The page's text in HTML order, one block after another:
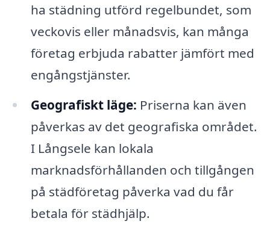
ha städning utförd regelbundet, som
veckovis eller månadsvis, kan många
företag erbjuda rabatter jämfört med
engångstjänster.
Geografiskt läge: Priserna kan även
påverkas av det geografiska området.
I Långsele kan lokala
marknadsförhållanden och tillgången
på städföretag påverka vad du får
betala för städhjälp.